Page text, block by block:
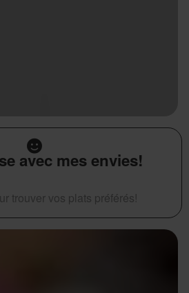
avec mes envies!
trouver vos plats préférés!